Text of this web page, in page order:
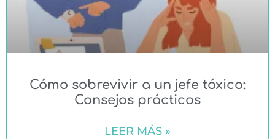
Cómo sobrevivir a un jefe tóxico:
Consejos prácticos
LEER MÁS »